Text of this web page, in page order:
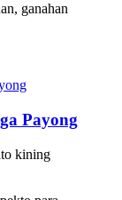
ganahan
Payong
kining